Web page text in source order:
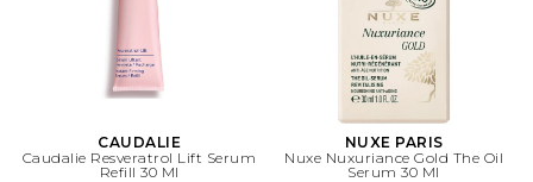
CAUDALIE
Caudalie Resveratrol Lift Serum
Refill 30 Ml
NUXE PARIS
Nuxe Nuxuriance Gold The Oil
Serum 30 Ml